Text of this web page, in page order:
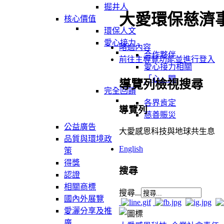
掘井人
核心價值
環保人文
愛心接力
合作夥伴
愛心接力相關
「心」聞
完全回饋
各界肯定
慈善賑災
公益廣告
品質與環境政
策
得獎
認證
相關商標
國內外展覽
愛灑分享及推
大愛環保慈濟
略過內容
前往主導覽功能並進行登入
導覽列檢視搜尋
導覽列
大愛感恩科技與地球共生息
English
搜尋
搜尋...